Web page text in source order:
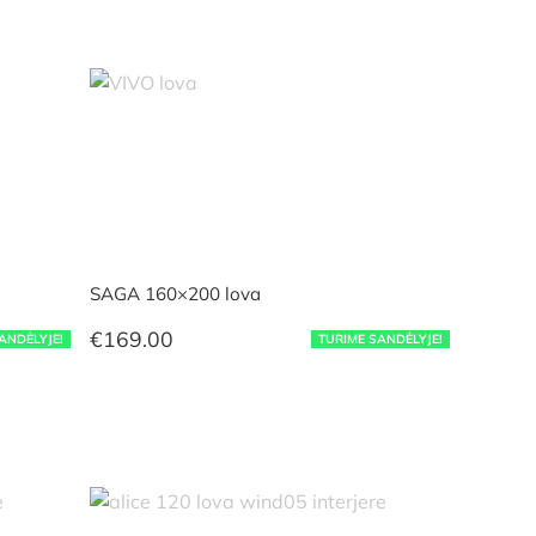
TURIME SANDĖLYJE!
SAGA 160×200 lova
€169.00